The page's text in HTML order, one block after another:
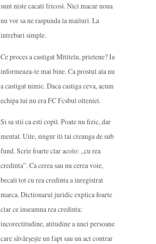
sunt niste cacati fricosi. Nici macar noua
nu vor sa ne raspunda la mailuri. La
intrebari simple.
Ce proces a castigat Mititelu, prietene? Ia
informeaza-te mai bine. Ca prostul ala nu
a castigat nimic. Daca castiga ceva, acum
echipa lui nu era FC Fcsbul olteniei.
Si sa stii ca esti copil. Poate nu fizic, dar
mental. Uite, singur iti tai creanga de sub
fund. Scrie foarte clar acolo: „cu rea
credinta”. Ca cerea sau nu cerea voie,
becali tot cu rea credinta a inregistrat
marca. Dictionarul juridic explica foarte
clar ce inseamna rea credinta:
incorectitudine, atitudine a unei persoane
care săvârşeşte un fapt sau un act contrar